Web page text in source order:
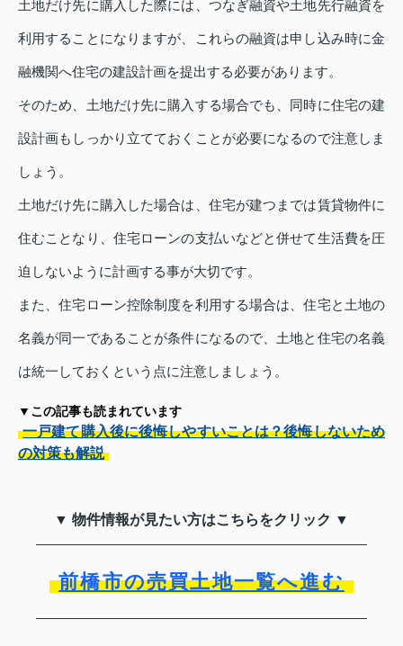
土地だけ先に購入した際には、つなぎ融資や土地先行融資を
利用することになりますが、これらの融資は申し込み時に金
融機関へ住宅の建設計画を提出する必要があります。
そのため、土地だけ先に購入する場合でも、同時に住宅の建
設計画もしっかり立てておくことが必要になるので注意しま
しょう。
土地だけ先に購入した場合は、住宅が建つまでは賃貸物件に
住むことなり、住宅ローンの支払いなどと併せて生活費を圧
迫しないように計画する事が大切です。
また、住宅ローン控除制度を利用する場合は、住宅と土地の
名義が同一であることが条件になるので、土地と住宅の名義
は統一しておくという点に注意しましょう。
▼この記事も読まれています
一戸建て購入後に後悔しやすいことは？後悔しないため
の対策も解説
▼ 物件情報が見たい方はこちらをクリック ▼
前橋市の売買土地一覧へ進む